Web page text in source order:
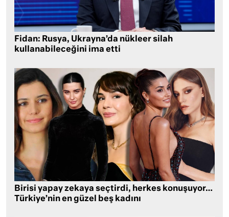
Fidan: Rusya, Ukrayna’da nükleer silah
kullanabileceğini ima etti
Birisi yapay zekaya seçtirdi, herkes konuşuyor…
Türkiye’nin en güzel beş kadını